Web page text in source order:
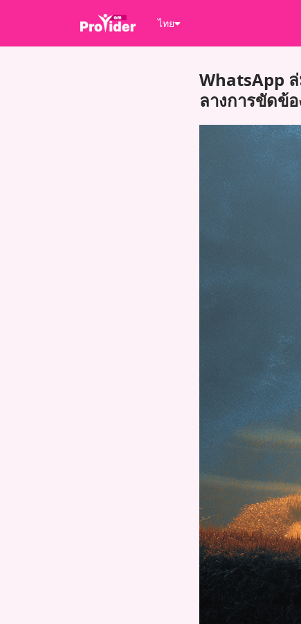
ไทย
WhatsApp
ลางการขัดข้